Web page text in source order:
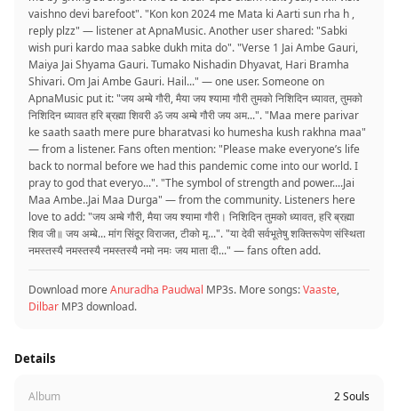
vaishno devi barefoot". "Kon kon 2024 me Mata ki Aarti sun rha h ,
reply plzz" — listener at ApnaMusic. Another user shared: "Sabki
wish puri kardo maa sabke dukh mita do". "Verse 1 Jai Ambe Gauri,
Maiya Jai Shyama Gauri. Tumako Nishadin Dhyavat, Hari Bramha
Shivari. Om Jai Ambe Gauri. Hail..." — one user. Someone on
ApnaMusic put it: "जय अम्बे गौरी, मैया जय श्यामा गौरी तुमको निशिदिन ध्यावत, तुमको
निशिदिन ध्यावत हरि ब्रह्मा शिवरी ॐ जय अम्बे गौरी जय अम...". "Maa mere parivar
ke saath saath mere pure bharatvasi ko humesha kush rakhna maa"
— from a listener. Fans often mention: "Please make everyone’s life
back to normal before we had this pandemic come into our world. I
pray to god that everyo...". "The symbol of strength and power....Jai
Maa Ambe..Jai Maa Durga" — from the community. Listeners here
love to add: "जय अम्बे गौरी, मैया जय श्यामा गौरी। निशिदिन तुमको ध्यावत, हरि ब्रह्मा
शिव जी॥ जय अम्बे... मांग सिंदूर विराजत, टीको मृ...". "या देवी सर्वभूतेषु शक्तिरूपेण संस्थिता
नमस्तस्यै नमस्तस्यै नमस्तस्यै नमो नमः जय माता दी..." — fans often add.
Download moreAnuradha Paudwal MP3s. More songs:Vaaste,
Dilbar MP3 download.
Details
Album
2 Souls